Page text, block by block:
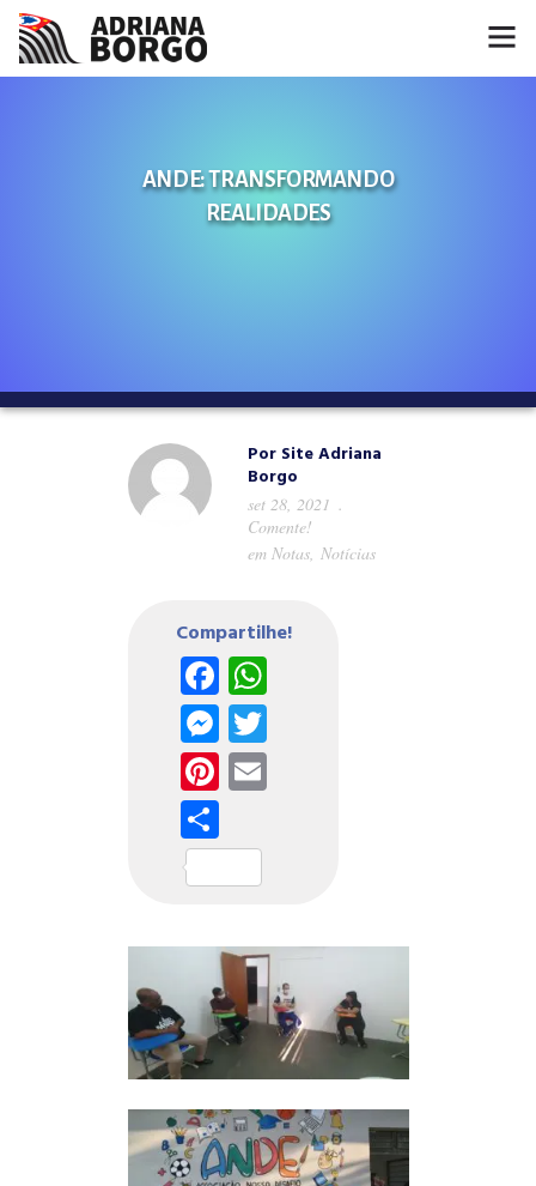
CONHEÇA A ADRIANA
ANDE: TRANSFORMANDO
REALIDADES
Por Site Adriana
Borgo
set 28, 2021
Comente!
em Notas, Notícias
Compartilhe!
Facebook
WhatsApp
Messenger
Twitter
Pinterest
Email
Share